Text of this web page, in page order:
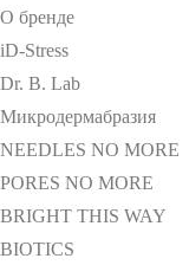
О бренде
iD-Stress
Dr. B. Lab
Микродермабразия
NEEDLES NO MORE
PORES NO MORE
BRIGHT THIS WAY
BIOTICS